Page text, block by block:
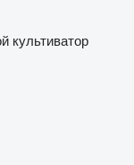
культиватор